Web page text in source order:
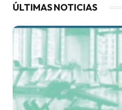
ÚLTIMAS NOTICIAS